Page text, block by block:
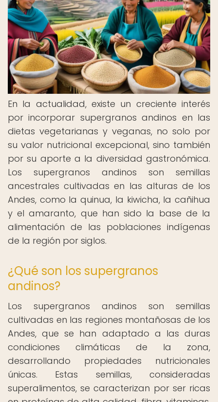
En la actualidad, existe un creciente interés
por incorporar supergranos andinos en las
dietas vegetarianas y veganas, no solo por
su valor nutricional excepcional, sino también
por su aporte a la diversidad gastronómica.
Los supergranos andinos son semillas
ancestrales cultivadas en las alturas de los
Andes, como la quinua, la kiwicha, la cañihua
y el amaranto, que han sido la base de la
alimentación de las poblaciones indígenas
de la región por siglos.
¿Qué son los supergranos
andinos?
Los supergranos andinos son semillas
cultivadas en las regiones montañosas de los
Andes, que se han adaptado a las duras
condiciones climáticas de la zona,
desarrollando propiedades nutricionales
únicas. Estas semillas, consideradas
superalimentos, se caracterizan por ser ricas